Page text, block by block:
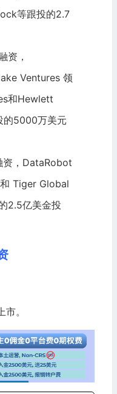
等跟投的2.7
资，
Ventures领
和Hewlett
的5000万美元
资，DataRobot
和 Tiger Global
2.5亿美金投
市。